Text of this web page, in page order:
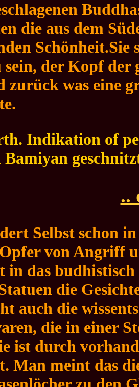
die aus dem
Schönheit.Sie
sein, der Kopf
zurück was eine
Indikation of
..
Selbst schon
von Angriff
in das
die
auch die
die in einer
ist durch
Man meint das